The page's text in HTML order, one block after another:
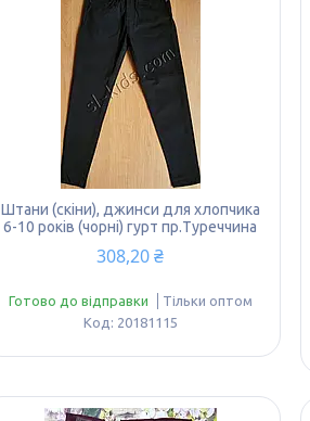
Штани (скіни), джинси для хлопчика
6-10 років (чорні) гурт пр.Туреччина
308,20 ₴
Готово до відправки
Тільки оптом
20181115